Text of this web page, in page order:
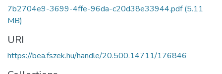
7b2704e9-3699-4ffe-96da-c20d38e33944.pdf(5.11
MB)
URI
https://bea.fszek.hu/handle/20.500.14711/176846